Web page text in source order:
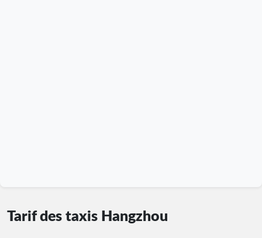
Tarif des taxis Hangzhou